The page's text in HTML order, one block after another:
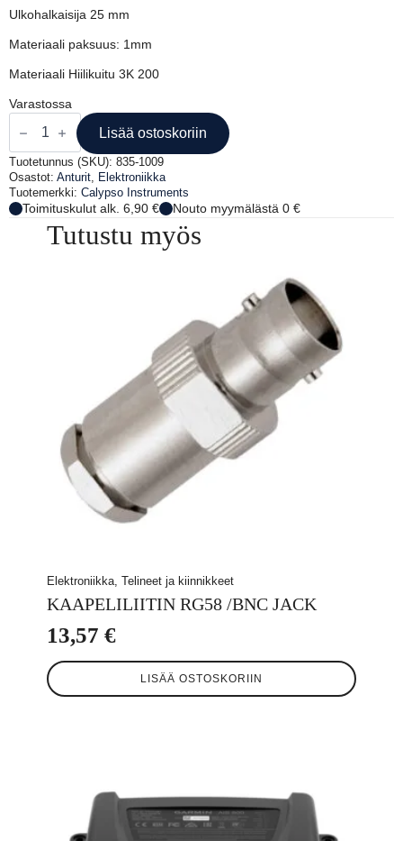
Ulkohalkaisija 25 mm
Materiaali paksuus: 1mm
Materiaali Hiilikuitu 3K 200
Varastossa
TUULIANTURIN
HIILIK.
JALKA
100
CM
määrä
Lisää ostoskoriin
Tuotetunnus (SKU): 835-1009
Osastot: Anturit
Elektroniikka
Tuotemerkki: Calypso Instruments
Toimituskulut alk. 6,90 € Nouto myymälästä 0 €
Tutustu myös
Elektroniikka, Telineet ja kiinnikkeet
KAAPELILIITIN RG58 /BNC JACK
13,57 €
LISÄÄ OSTOSKORIIN